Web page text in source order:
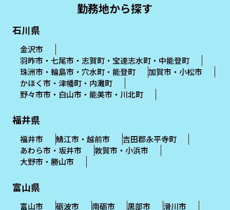
勤務地から探す
石川県
金沢市
羽昨市・七尾市・志賀町・宝達志水町・中能登町
珠洲市・輪島市・穴水町・能登町
加賀市・小松市
かほく市・津幡町・内灘町
野々市市・白山市・能美市・川北町
福井県
福井市 鯖江市・越前市
吉田郡永平寺町
あわら市・坂井市
敦賀市・小浜市
大野市・勝山市
富山県
富山市 砺波市 南砺市 黒部市
滑川市